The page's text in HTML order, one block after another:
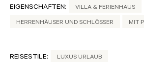
EIGENSCHAFTEN: VILLA & FERIENHAUS
HERRENHÄUSER UND SCHLÖSSER MIT
REISESTILE: LUXUS URLAUB